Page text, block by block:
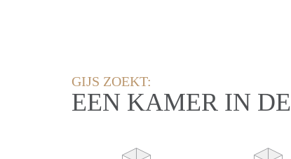
GIJS ZOEKT:
EEN KAMER IN